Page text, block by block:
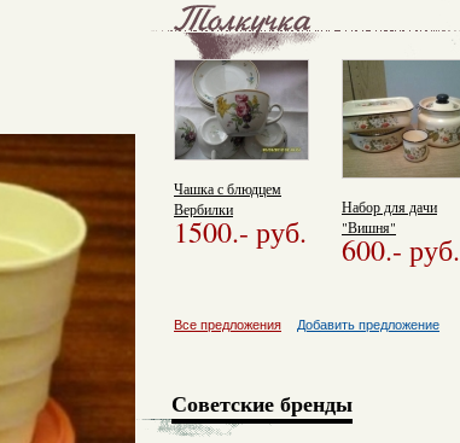
Чашка с блюдцем
Вербилки
1500.- руб.
Набор для дачи
"Вишня"
600.- руб.
Все предложения Добавить предложение
Советские бренды